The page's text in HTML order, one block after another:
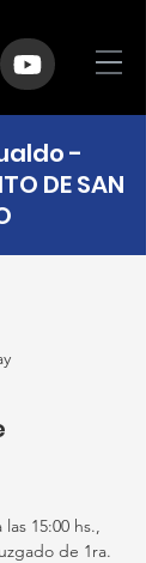
-
DE SAN
15:00 hs.,
de 1ra.